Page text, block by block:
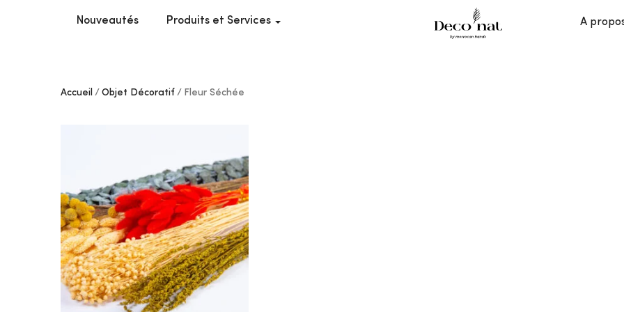
Nouveautés Produits et Services A
Accueil Objet Décoratif Fleur Séchée
AJOUTER
À MES
COUPS